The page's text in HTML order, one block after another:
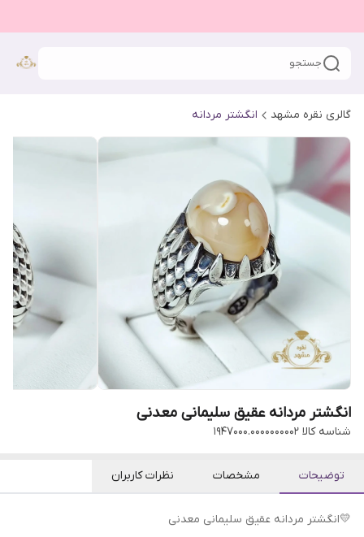
جستجو
گالری نقره مشهد انگشتر مردانه
انگشتر مردانه عقیق سلیمانی معدنی
شناسه کالا 1947000.0000000002
توضیحات مشخصات نظرات کاربران
💛انگشتر مردانه عقیق سلیمانی معدنی